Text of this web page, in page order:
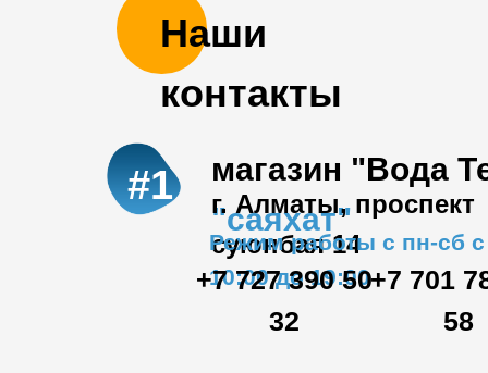
Наши
контакты
магазин "Вода
"саяхат"
#1
г. Алматы, проспект
суюнбая 14
Режим работы с пн-сб с
10:00 до 19:00+7 701
58
+7 727 390 50
32